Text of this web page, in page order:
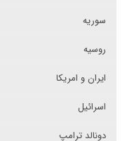
سوریه
روسیه
ایران و امریکا
اسرائیل
دونالد ترامپ